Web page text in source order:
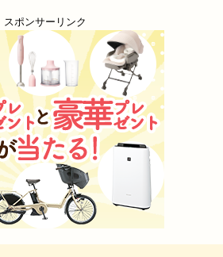
スポンサーリンク